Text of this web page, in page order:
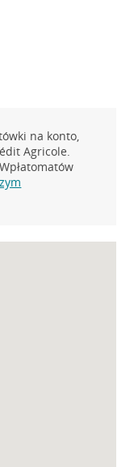
na konto,
Agricole.